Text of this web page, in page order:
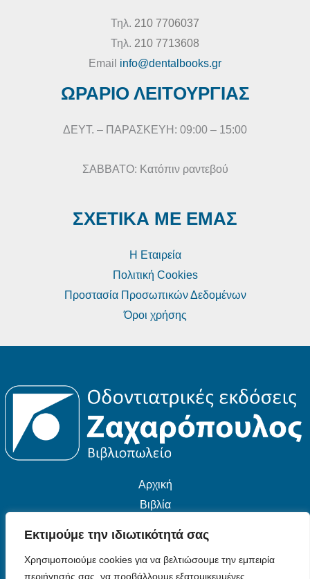
Εκτιμούμε την ιδιωτικότητά σας
Χρησιμοποιούμε cookies για να βελτιώσουμε την εμπειρία
περιήγησής σας, να προβάλλουμε εξατομικευμένες
Τηλ. 210 7706037
Τηλ. 210 7713608
Email info@dentalbooks.gr
ΩΡΑΡΙΟ ΛΕΙΤΟΥΡΓΙΑΣ
ΔΕΥΤ. – ΠΑΡΑΣΚΕΥΗ: 09:00 – 15:00
ΣΑΒΒΑΤΟ: Κατόπιν ραντεβού
ΣΧΕΤΙΚΑ ΜΕ ΕΜΑΣ
Η Εταιρεία
Πολιτική Cookies
Προστασία Προσωπικών Δεδομένων
Όροι χρήσης
Αρχική
Βιβλία
Επικοινωνία